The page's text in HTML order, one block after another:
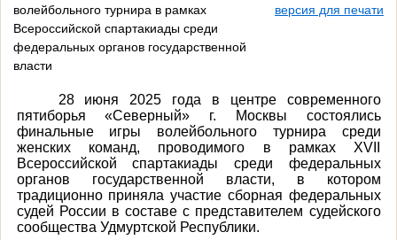
волейбольного турнира в рамках
Всероссийской спартакиады среди
федеральных органов государственной
власти
версия для печати
28 июня 2025 года в центре современного
пятиборья «Северный» г. Москвы состоялись
финальные игры волейбольного турнира среди
женских команд, проводимого в рамках XVII
Всероссийской спартакиады среди федеральных
органов государственной власти, в котором
традиционно приняла участие сборная федеральных
судей России в составе с представителем судейского
сообщества Удмуртской Республики.